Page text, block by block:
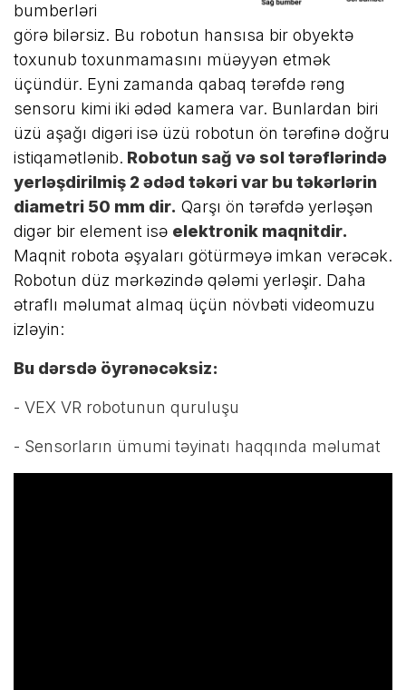
bumberləri
görə bilərsiz. Bu robotun hansısa bir obyektə
toxunub toxunmamasını müəyyən etmək
üçündür. Eyni zamanda qabaq tərəfdə rəng
sensoru kimi iki ədəd kamera var. Bunlardan biri
üzü aşağı digəri isə üzü robotun ön tərəfinə doğru
istiqamətlənib. Robotun sağ və sol tərəflərində
yerləşdirilmiş 2 ədəd təkəri var bu təkərlərin
diametri 50 mm dir. Qarşı ön tərəfdə yerləşən
digər bir element isə elektronik maqnitdir.
Maqnit robota əşyaları götürməyə imkan verəcək.
Robotun düz mərkəzində qələmi yerləşir. Daha
ətraflı məlumat almaq üçün növbəti videomuzu
izləyin:
Bu dərsdə öyrənəcəksiz:
- VEX VR robotunun quruluşu
- Sensorların ümumi təyinatı haqqında məlumat